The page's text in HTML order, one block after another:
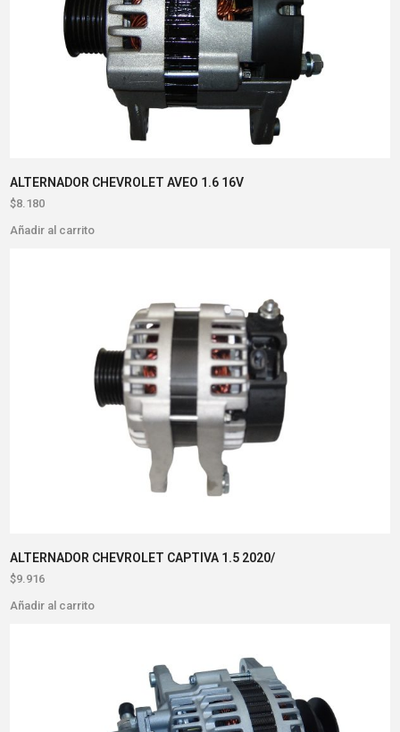
ALTERNADOR CHEVROLET AVEO 1.6 16V
$8.180
Añadir al carrito
ALTERNADOR CHEVROLET CAPTIVA 1.5 2020/
$9.916
Añadir al carrito